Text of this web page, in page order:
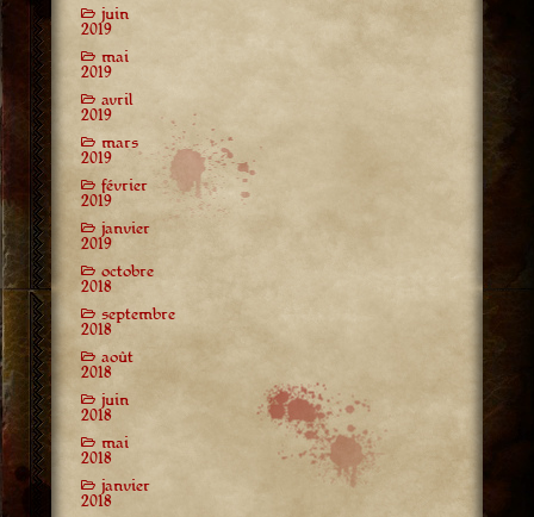
juin
2019
mai
2019
avril
2019
mars
2019
février
2019
janvier
2019
octobre
2018
septembre
2018
août
2018
juin
2018
mai
2018
janvier
2018